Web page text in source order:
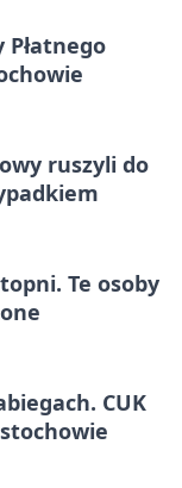
ruszyli do
Te osoby
CUK